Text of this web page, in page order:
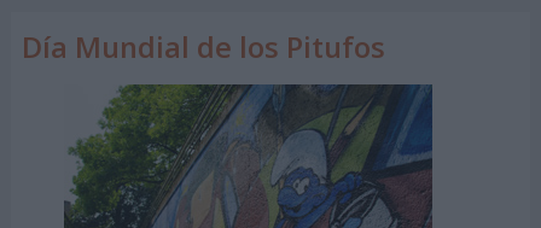
Día Mundial de los Pitufos